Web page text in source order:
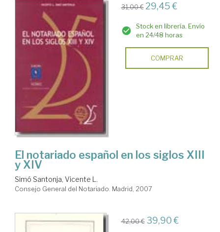
31,00 € 29,45 €
Stock en librería. Envío
en 24/48 horas
COMPRAR
El notariado español en los siglos XIII
y XIV
Simó Santonja, Vicente L.
Consejo General del Notariado. Madrid, 2007
42,00 € 39,90 €